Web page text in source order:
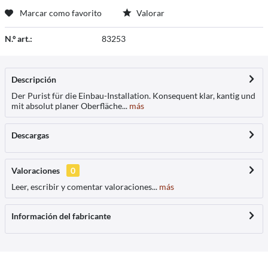
Marcar como favorito Valorar
N.º art.: 83253
Descripción
Der Purist für die Einbau-Installation. Konsequent klar, kantig und
mit absolut planer Oberfläche... más
Descargas
Valoraciones
0
Leer, escribir y comentar valoraciones... más
Información del fabricante